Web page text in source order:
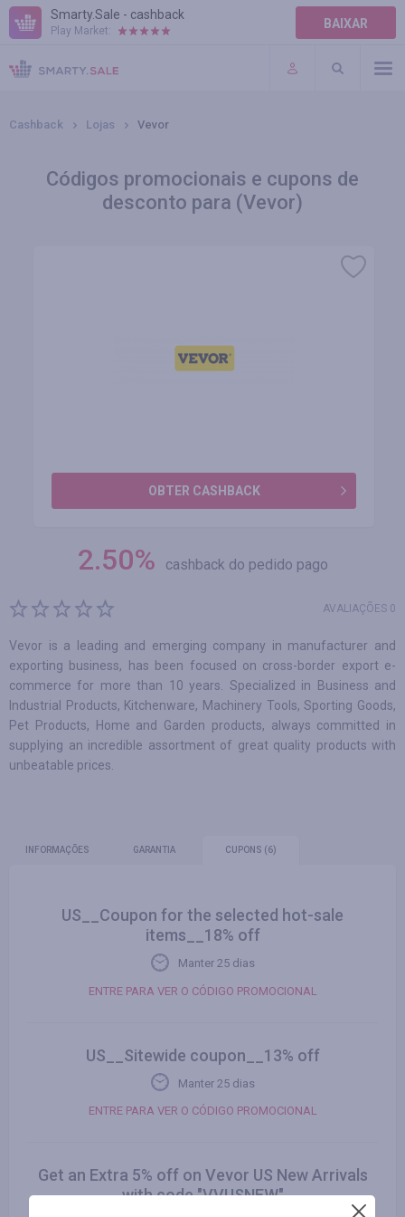
Smarty.Sale - cashback
Play Market: BAIXAR
AJUDA
TERMOS DE USO
Cashback Lojas Vevor
Códigos promocionais e cupons de
desconto para (Vevor)
OBTER CASHBACK
2.50% cashback do pedido pago
AVALIAÇÕES 0
Vevor is a leading and emerging company in manufacturer and
exporting business, has been focused on cross-border export e-
commerce for more than 10 years. Specialized in Business and
Industrial Products, Kitchenware, Machinery Tools, Sporting Goods,
Pet Products, Home and Garden products, always committed in
supplying an incredible assortment of great quality products with
unbeatable prices.
INFORMAÇÕES GARANTIA CUPONS (6)
US__Coupon for the selected hot-sale
items__18% off
Manter 25 dias
ENTRE PARA VER O CÓDIGO PROMOCIONAL
US__Sitewide coupon__13% off
Manter 25 dias
ENTRE PARA VER O CÓDIGO PROMOCIONAL
Get an Extra 5% off on Vevor US New Arrivals
with code "VVUSNEW"